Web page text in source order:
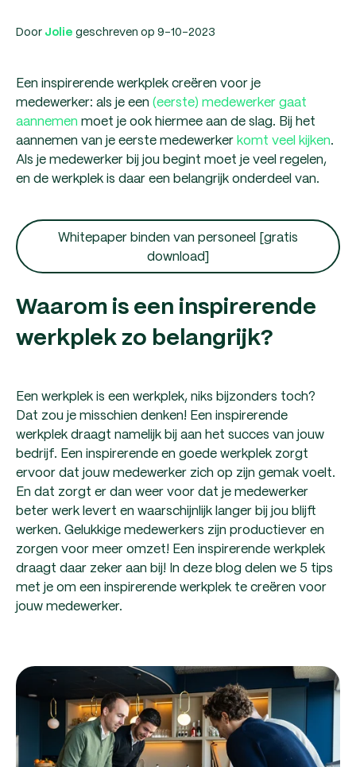
Door Jolie geschreven op 9-10-2023
Een inspirerende werkplek creëren voor je
medewerker: als je een (eerste) medewerker gaat
aannemen moet je ook hiermee aan de slag. Bij het
aannemen van je eerste medewerkerkomt veel kijken.
Als je medewerker bij jou begint moet je veel regelen,
en de werkplek is daar een belangrijk onderdeel van.
Whitepaper binden van personeel [gratis
download]
Waarom is een inspirerende
werkplek zo belangrijk?
Een werkplek is een werkplek, niks bijzonders toch?
Dat zou je misschien denken! Een inspirerende
werkplek draagt namelijk bij aan het succes van jouw
bedrijf. Een inspirerende en goede werkplek zorgt
ervoor dat jouw medewerker zich op zijn gemak voelt.
En dat zorgt er dan weer voor dat je medewerker
beter werk levert en waarschijnlijk langer bij jou blijft
werken. Gelukkige medewerkers zijn productiever en
zorgen voor meer omzet! Een inspirerende werkplek
draagt daar zeker aan bij! In deze blog delen we 5 tips
met je om een inspirerende werkplek te creëren voor
jouw medewerker.